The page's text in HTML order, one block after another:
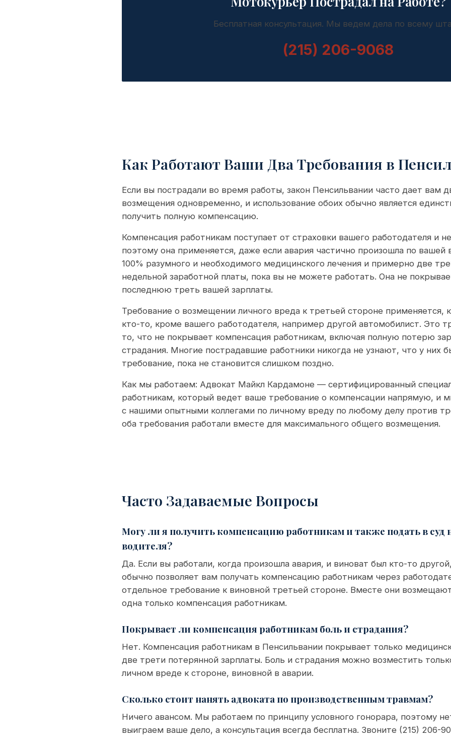
Бесплатная консультация. Мы ведем дела по всему
(215) 206-9068
Как Работают Ваши Два Требования в
Если вы пострадали во время работы, закон Пенсильвании часто дает вам
возмещения одновременно, и использование обоих обычно является
получить полную компенсацию.
Компенсация работникам поступает от страховки вашего работодателя и
поэтому она применяется, даже если авария частично произошла по вашей
100% разумного и необходимого медицинского лечения и примерно две
недельной заработной платы, пока вы не можете работать. Она не
последнюю треть вашей зарплаты.
Требование о возмещении личного вреда к третьей стороне применяется,
кто-то, кроме вашего работодателя, например другой автомобилист. Это
то, что не покрывает компенсация работникам, включая полную потерю
страдания. Многие пострадавшие работники никогда не узнают, что у них
требование, пока не становится слишком поздно.
Как мы работаем: Адвокат Майкл Кардамоне — сертифицированный
работникам, который ведет ваше требование о компенсации напрямую, и
с нашими опытными коллегами по личному вреду по любому делу против
оба требования работали вместе для максимального общего возмещения.
Часто Задаваемые Вопросы
Могу ли я получить компенсацию работникам и также подать в суд
водителя?
Да. Если вы работали, когда произошла авария, и виноват был кто-то
обычно позволяет вам получать компенсацию работникам через
отдельное требование к виновной третьей стороне. Вместе они
одна только компенсация работникам.
Покрывает ли компенсация работникам боль и страдания?
Нет. Компенсация работникам в Пенсильвании покрывает только
две трети потерянной зарплаты. Боль и страдания можно возместить
личном вреде к стороне, виновной в аварии.
Сколько стоит нанять адвоката по производственным травмам?
Ничего авансом. Мы работаем по принципу условного гонорара, поэтому
выиграем ваше дело, а консультация всегда бесплатна. Звоните (215) 206-